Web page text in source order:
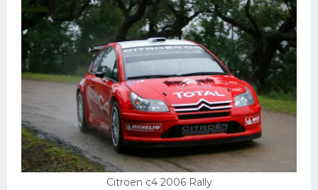
Citroen c4 2006 Rally